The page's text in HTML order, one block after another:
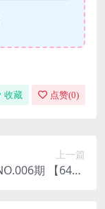
收藏 点赞(0)
上一篇